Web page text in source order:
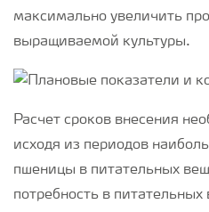
максимально увеличить
выращиваемой культуры.
Расчет сроков внесения
исходя из периодов
пшеницы в питательных
потребность в